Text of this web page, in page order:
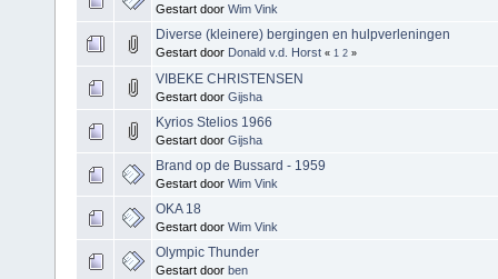
Gestart door Wim Vink
Diverse (kleinere) bergingen en hulpverleningen
Gestart door Donald v.d. Horst « 1 2 »
VIBEKE CHRISTENSEN
Gestart door Gijsha
Kyrios Stelios 1966
Gestart door Gijsha
Brand op de Bussard - 1959
Gestart door Wim Vink
OKA 18
Gestart door Wim Vink
Olympic Thunder
Gestart door ben